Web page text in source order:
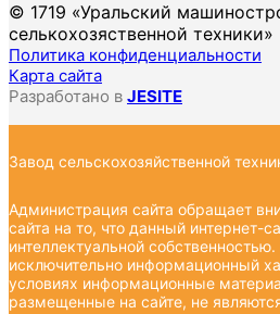
© 1719 «Уральский
селькохозяственной техники»
Политика конфиденциальности
Карта сайта
Разработано в JESITE
Завод сельскохозяйственной
Администрация сайта обращает
сайта на то, что данный интернет-
интеллектуальной
исключительно информационный
условиях информационные
размещенные на сайте, не